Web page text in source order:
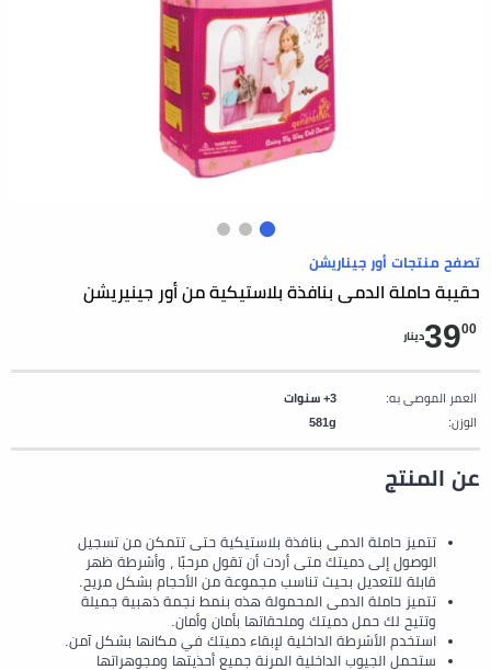
تصفح منتجات أور جيناريشن
حقيبة حاملة الدمى بنافذة بلاستيكية من أور جينيريشن
3900 دينار
العمر الموصى به:
3+ سنوات
الوزن:
581g
عن المنتج
تتميز حاملة الدمى بنافذة بلاستيكية حتى تتمكن من تسجيل
الوصول إلى دميتك متى أردت أن تقول مرحبًا ، وأشرطة ظهر
قابلة للتعديل بحيث تناسب مجموعة من الأحجام بشكل مريح.
تتميز حاملة الدمى المحمولة هذه بنمط نجمة ذهبية جميلة
وتتيح لك حمل دميتك وملحقاتها بأمان وأمان.
استخدم الأشرطة الداخلية لإبقاء دميتك في مكانها بشكل آمن.
ستحمل الجيوب الداخلية المرنة جميع أحذيتها ومجوهراتها